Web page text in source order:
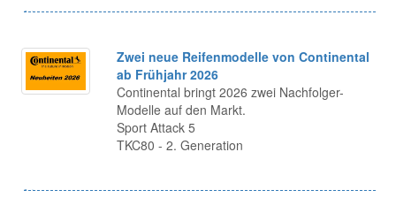
Zwei neue Reifenmodelle von Continental
ab Frühjahr 2026
Continental bringt 2026 zwei Nachfolger-
Modelle auf den Markt.
Sport Attack 5
TKC80 - 2. Generation